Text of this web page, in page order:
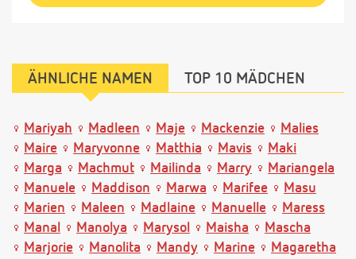
ÄHNLICHE NAMEN TOP 10 MÄDCHEN
Mariyah Madleen Maje Mackenzie
Malies
Maire
Maryvonne Matthia Mavis
Maki
Marga
Machmut Mailinda Marry
Mariangela
Manuele
Maddison Marwa Marifee
Masu
Marien
Maleen Madlaine Manuelle
Maress
Manal
Manolya Marysol Maisha
Mascha
Marjorie
Manolita Mandy Marine
Magaretha